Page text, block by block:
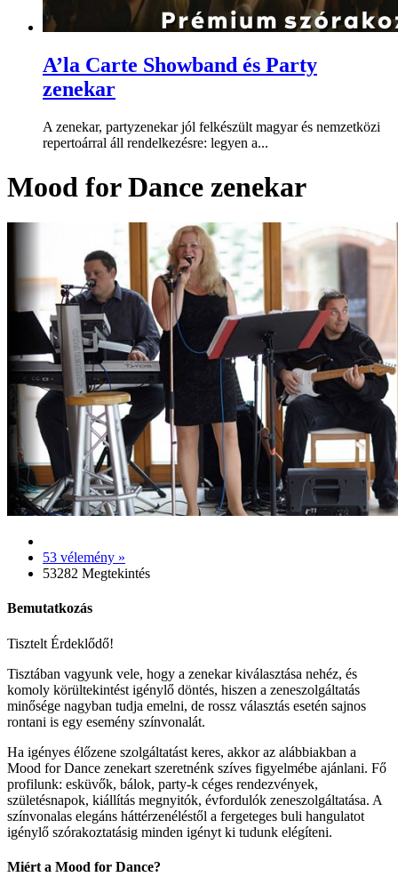
A’la Carte Showband és Party
zenekar
A zenekar, partyzenekar jól felkészült magyar és nemzetközi
repertoárral áll rendelkezésre: legyen a...
Mood for Dance zenekar
53 vélemény »
53282 Megtekintés
Bemutatkozás
Tisztelt Érdeklődő!
Tisztában vagyunk vele, hogy a zenekar kiválasztása nehéz, és
komoly körültekintést igénylő döntés, hiszen a zeneszolgáltatás
minősége nagyban tudja emelni, de rossz választás esetén sajnos
rontani is egy esemény színvonalát.
Ha igényes élőzene szolgáltatást keres, akkor az alábbiakban a
Mood for Dance zenekart szeretnénk szíves figyelmébe ajánlani. Fő
profilunk: esküvők, bálok, party-k céges rendezvények,
születésnapok, kiállítás megnyitók, évfordulók zeneszolgáltatása. A
színvonalas elegáns háttérzenéléstől a fergeteges buli hangulatot
igénylő szórakoztatásig minden igényt ki tudunk elégíteni.
Miért a Mood for Dance?